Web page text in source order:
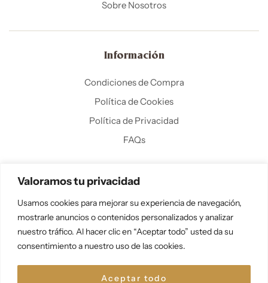
Valoramos tu privacidad
Usamos cookies para mejorar su experiencia de navegación,
mostrarle anuncios o contenidos personalizados y analizar
nuestro tráfico. Al hacer clic en “Aceptar todo” usted da su
consentimiento a nuestro uso de las cookies.
Aceptar todo
Sobre Nosotros
Información
Condiciones de Compra
Política de Cookies
Política de Privacidad
FAQs
Copyright © ETROARTHUB.COM
Todos los derechos
reservados.